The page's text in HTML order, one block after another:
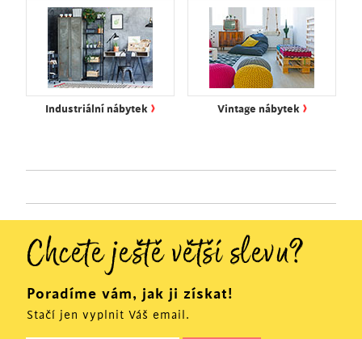
Industriální nábytek › Vintage nábytek ›
Chcete ještě větší slevu?
Poradíme vám, jak ji získat!
Stačí jen vyplnit Váš email.